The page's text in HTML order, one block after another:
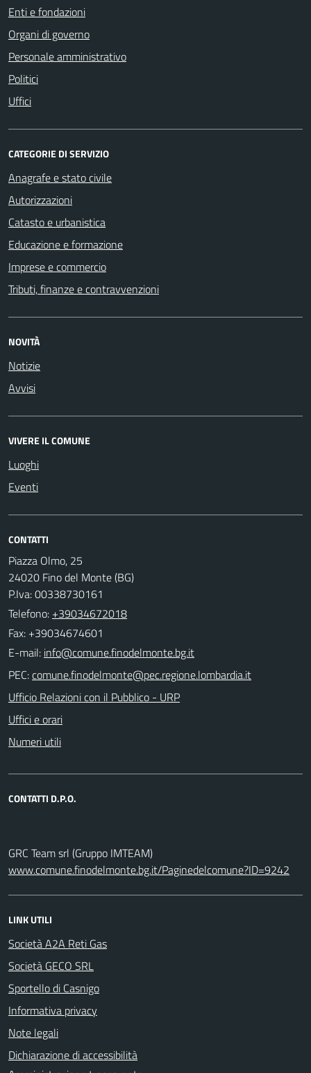
Enti e fondazioni
Organi di governo
Personale amministrativo
Politici
Uffici
CATEGORIE DI SERVIZIO
Anagrafe e stato civile
Autorizzazioni
Catasto e urbanistica
Educazione e formazione
Imprese e commercio
Tributi, finanze e contravvenzioni
NOVITÀ
Notizie
Avvisi
VIVERE IL COMUNE
Luoghi
Eventi
CONTATTI
Piazza Olmo, 25
24020 Fino del Monte (BG)
P.Iva: 00338730161
Telefono: +39034672018
Fax: +39034674601
E-mail:
PEC:
Ufficio Relazioni con il Pubblico - URP
Uffici e orari
Numeri utili
CONTATTI D.P.O.
GRC Team srl (Gruppo IMTEAM)
www.comune.finodelmonte.bg.it/Paginedelcomune?ID=9242
LINK UTILI
Società A2A Reti Gas
Società GECO SRL
Sportello di Casnigo
Informativa privacy
Note legali
Dichiarazione di accessibilità